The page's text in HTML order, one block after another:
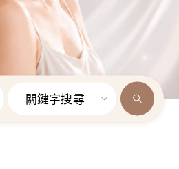
關鍵字搜尋